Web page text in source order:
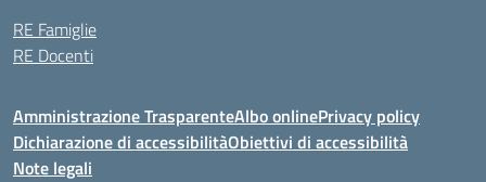
RE Famiglie
RE Docenti
Amministrazione TrasparenteAlbo onlinePrivacy policy
Dichiarazione di accessibilitàObiettivi di accessibilità
Note legali